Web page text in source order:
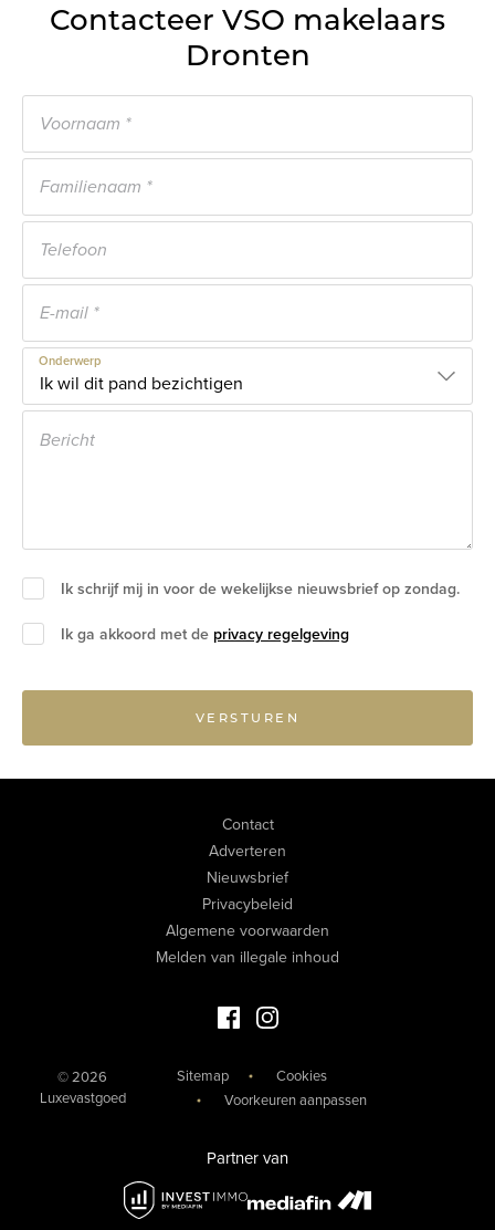
Contacteer VSO makelaars
Dronten
Onderwerp
Ik schrijf mij in voor de wekelijkse nieuwsbrief op zondag.
Ik ga akkoord met de privacy regelgeving
VERSTUREN
Contact
Adverteren
Nieuwsbrief
Privacybeleid
Algemene voorwaarden
Melden van illegale inhoud
Facebook Luxevastgoed
Instagram Luxevastgoed
© 2026
Luxevastgoed
Sitemap
Cookies
Voorkeuren aanpassen
Partner van